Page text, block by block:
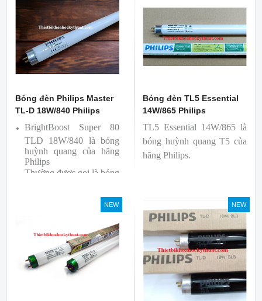
bởi hãng Philips, xuất xứ
Ba lan
Bóng đèn Philips Master
TL-D 18W/840 Philips
BrightBoost Super 80
TLD 18W/840 là bóng
huỳnh quang của hãng
Philips
Thường được gọi là bóng
Bóng có độ hoàn màu
cao(Ra80) cùng quang
Bóng đèn TL5 Essential
14W/865 Philips
TL5 Essential 14W/865 là
bóng huỳnh quang T5 của
hãng Philips.
NEW NEW